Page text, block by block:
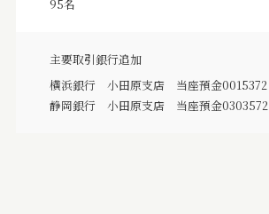
95名
主要取引銀行追加
横浜銀行 小田原支店 当座預金0015372
静岡銀行 小田原支店 当座預金0303572